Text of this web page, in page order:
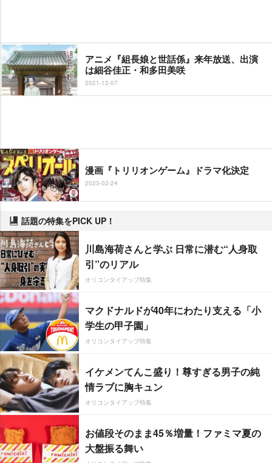
アニメ『組長娘と世話係』来年放送、出演
は細谷佳正・和多田美咲
2021-12-07
漫画『トリリオンゲーム』ドラマ化決定
2023-03-24
話題の特集をPICK UP！
川島海荷さんと学ぶ 日常に潜む“人身取
引”のリアル
オリコンタイアップ特集
マクドナルドが40年にわたり支える「小
学生の甲子園」
オリコンタイアップ特集
イケメンてんこ盛り！尊すぎる男子の純
情ラブに胸キュン
オリコンタイアップ特集
お値段そのまま45％増量！ファミマ夏の
大盤振る舞い